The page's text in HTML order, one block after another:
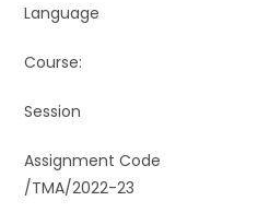
Language
Course:
Session
Assignment
/TMA/2022-23